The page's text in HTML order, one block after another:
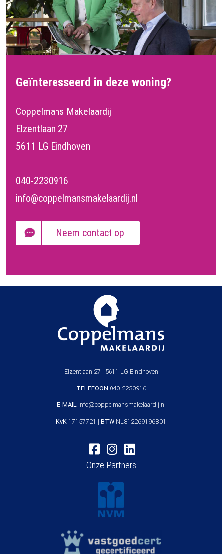
Geïnteresseerd in deze woning?
Coppelmans Makelaardij
Elzentlaan 27
5611 LG Eindhoven
040-2230916
info@coppelmansmakelaardij.nl
Neem contact op
Elzentlaan 27 | 5611 LG Eindhoven
TELEFOON 040-2230916
E-MAILinfo@coppelmansmakelaardij.nl
KvK 17157721 | BTW NL812269196B01
Onze Partners